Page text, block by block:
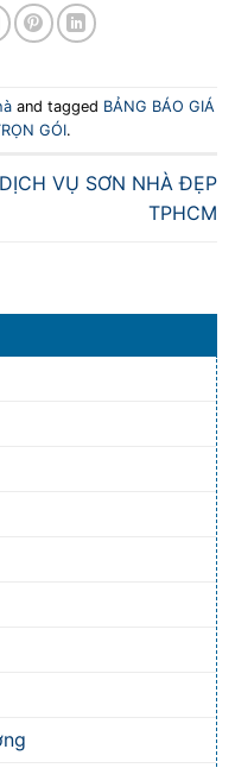
and tagged BẢNG BÁO GIÁ
GÓI.
DỊCH VỤ SƠN NHÀ ĐẸP
TPHCM